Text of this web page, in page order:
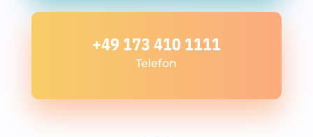
+49 173 410 1111
Telefon